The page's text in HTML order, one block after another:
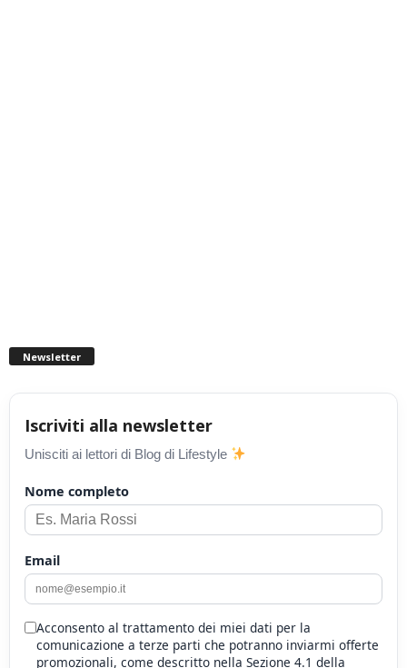
Newsletter
Iscriviti alla newsletter
Unisciti ai lettori di Blog di Lifestyle
Nome completo
Email
Acconsento al trattamento dei miei dati per la
comunicazione a terze parti che potranno inviarmi offerte
promozionali, come descritto nella Sezione 4.1 della